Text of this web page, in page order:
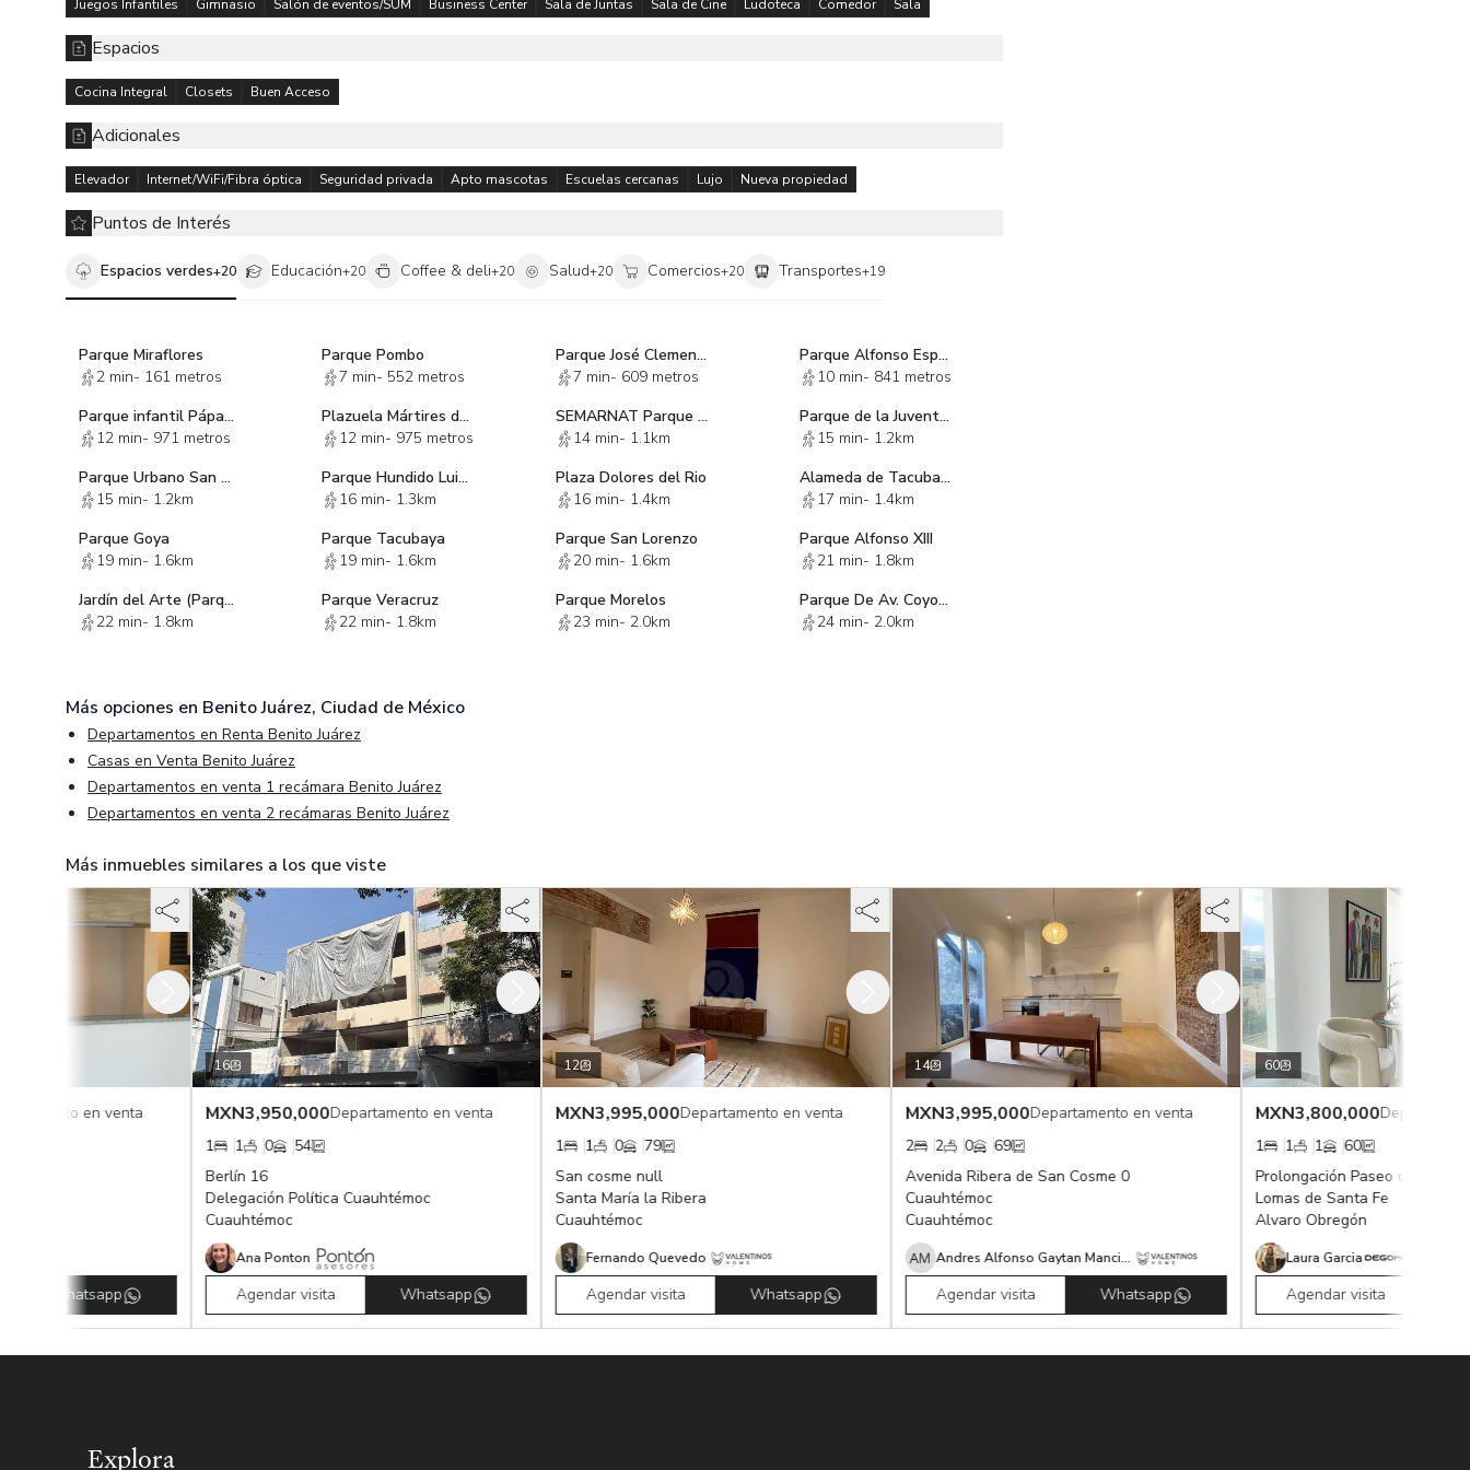
- Terraza y asadores
- Salón de adultos
- Cine
- Business Center
- Petfriendly
- Salón de eventos
- Valet Parking
- Motor Lobby
- Seguridad
Entrega finales 2027
Firma contrato con el 10% y escritura.
Oferta y personaliza tu forma de pago.
Juegos Infantiles Gimnasio Salón de eventos/SUM Business Center Sala de Juntas Sala de Cine Ludoteca Comedor Sala
Espacios
Cocina Integral Closets Buen Acceso
Adicionales
Elevador Internet/WiFi/Fibra óptica Seguridad privada Apto mascotas Escuelas cercanas Lujo Nueva propiedad
Puntos de Interés
Espacios verdes+20 Educación+20 Coffee & deli+20 Salud+20 Comercios+20 Transportes+19
Parque Miraflores
2 min- 161 metros
Parque Pombo
7 min- 552 metros
Parque José Clemente Orozco
7 min- 609 metros
Parque Alfonso Esparza Oteo
10 min- 841 metros
Parque infantil Pápales
12 min- 971 metros
Plazuela Mártires de Tacubaya
12 min- 975 metros
SEMARNAT Parque San Antonio
14 min- 1.1km
Parque de la Juventud
15 min- 1.2km
Parque Urbano San Antonio🏢
15 min- 1.2km
Parque Hundido Luis G. Urbina
16 min- 1.3km
Plaza Dolores del Rio
16 min- 1.4km
Alameda de Tacubaya
17 min- 1.4km
Parque Goya
19 min- 1.6km
Parque Tacubaya
19 min- 1.6km
Parque San Lorenzo
20 min- 1.6km
Parque Alfonso XIII
21 min- 1.8km
Jardín del Arte (Parque Tlacoquemécatl)
22 min- 1.8km
Parque Veracruz
22 min- 1.8km
Parque Morelos
23 min- 2.0km
Parque De Av. Coyoacán y Av. Colonia del Valle
24 min- 2.0km
Más opciones en Benito Juárez, Ciudad de México
Departamentos en Renta Benito Juárez
Casas en Venta Benito Juárez
Departamentos en venta 1 recámara Benito Juárez
Departamentos en venta 2 recámaras Benito Juárez
Más inmuebles similares a los que viste
en venta
Whatsapp
3,950,000Departamento en venta
0
54
Berlín 16
Delegación Política Cuauhtémoc
Cuauhtémoc
Ana Ponton
Agendar visita Whatsapp
12
3,995,000Departamento en venta
0
79
San cosme null
Santa María la Ribera
Cuauhtémoc
Fernando Quevedo
Agendar visita Whatsapp
3,995,000Departamento en venta
0
69
Avenida Ribera de San Cosme 0
Cuauhtémoc
Cuauhtémoc
Andres Alfonso Gaytan Mancilla
Agendar visita Whatsapp
60
3,800,000Departamento en
1
60
Prolongación Paseo de la Reforma
Lomas de Santa Fe
Alvaro Obregón
Laura Garcia
Agendar visita
Explora